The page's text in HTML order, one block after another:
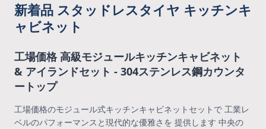
新着品 スタッドレスタイヤ キッチンキ
ャビネット
工場価格 高級モジュールキッチンキャビネット
& アイランドセット - 304ステンレス鋼カウンタ
ートップ
工場価格のモジュール式キッチンキャビネットセットで 工業レ
ベルのパフォーマンスと現代的な優雅さを 提供します 中央の